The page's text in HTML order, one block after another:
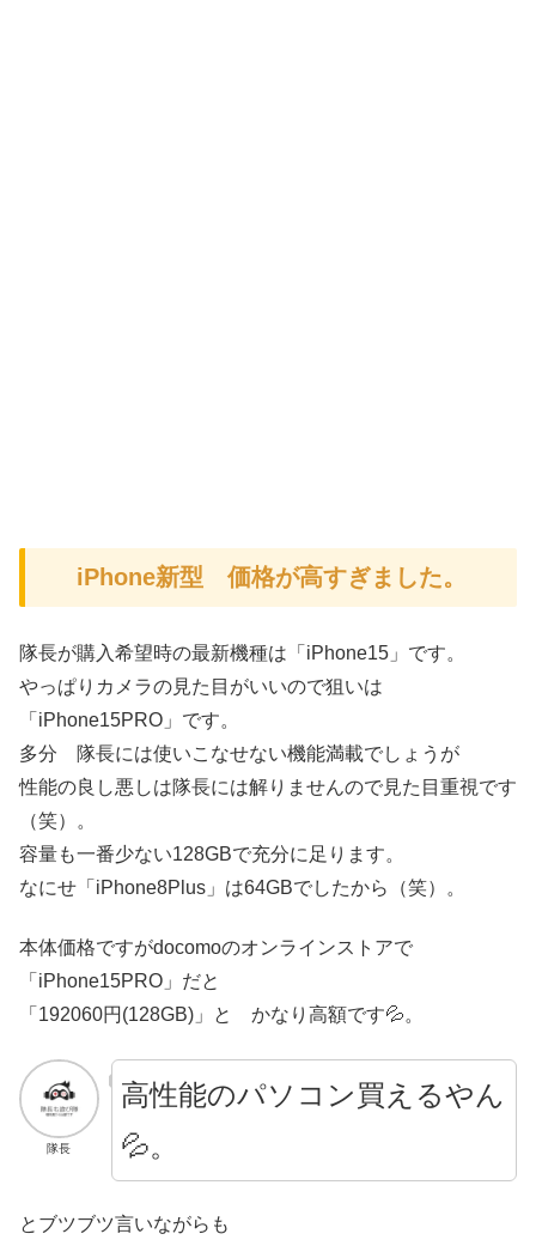
iPhone新型 価格が高すぎました。
隊長が購入希望時の最新機種は「iPhone15」です。
やっぱりカメラの見た目がいいので狙いは
「iPhone15PRO」です。
多分 隊長には使いこなせない機能満載でしょうが
性能の良し悪しは隊長には解りませんので見た目重視です
（笑）。
容量も一番少ない128GBで充分に足ります。
なにせ「iPhone8Plus」は64GBでしたから（笑）。
本体価格ですがdocomoのオンラインストアで
「iPhone15PRO」だと
「192060円(128GB)」と かなり高額です💦。
隊長
高性能のパソコン買えるやん
💦。
とブツブツ言いながらも